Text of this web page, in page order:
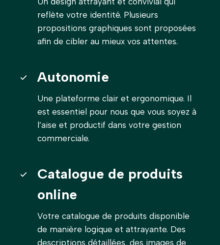
reflète votre identité. Plusieurs
propositions graphiques sont proposées
afin de cibler au mieux vos attentes.
Autonomie
Une plateforme clair et ergonomique. Il
est essentiel pour nous que vous soyez à
l’aise et productif dans votre gestion
commerciale.
Catalogue de produits
online
Votre catalogue de produits disponible
de manière logique et attrayante. Des
descriptions détaillées, des images de